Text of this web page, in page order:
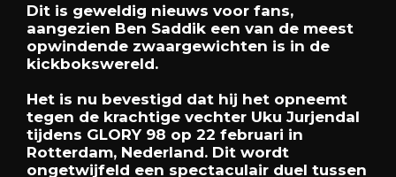
Dit is geweldig nieuws voor fans,
aangezien Ben Saddik een van de meest
opwindende zwaargewichten is in de
kickbokswereld.
Het is nu bevestigd dat hij het opneemt
tegen de krachtige vechter Uku Jurjendal
tijdens GLORY 98 op 22 februari in
Rotterdam, Nederland. Dit wordt
ongetwijfeld een spectaculair duel tussen